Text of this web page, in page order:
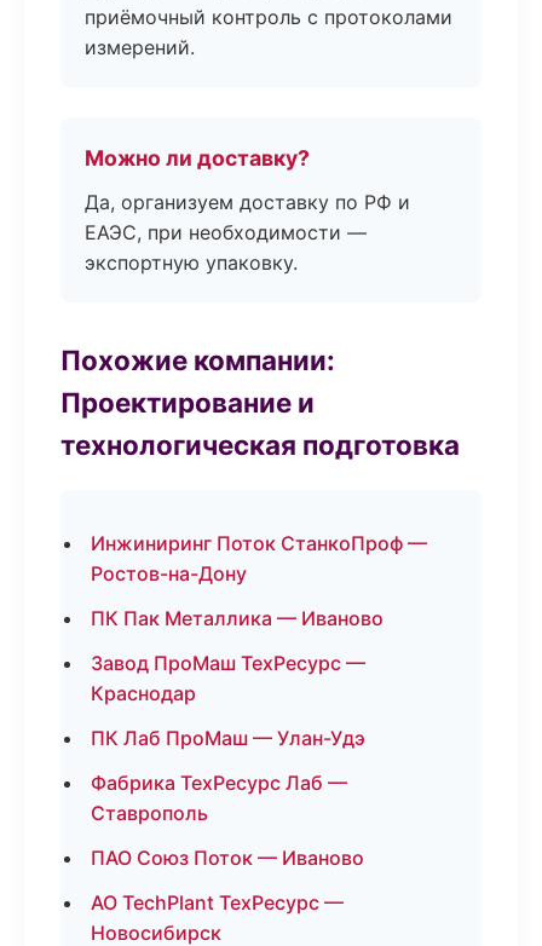
приёмочный контроль с протоколами
измерений.
Можно ли доставку?
Да, организуем доставку по РФ и
ЕАЭС, при необходимости —
экспортную упаковку.
Похожие компании:
Проектирование и
технологическая подготовка
Инжиниринг Поток СтанкоПроф —
Ростов-на-Дону
ПК Пак Металлика — Иваново
Завод ПроМаш ТехРесурс —
Краснодар
ПК Лаб ПроМаш — Улан-Удэ
Фабрика ТехРесурс Лаб —
Ставрополь
ПАО Союз Поток — Иваново
АО TechPlant ТехРесурс —
Новосибирск